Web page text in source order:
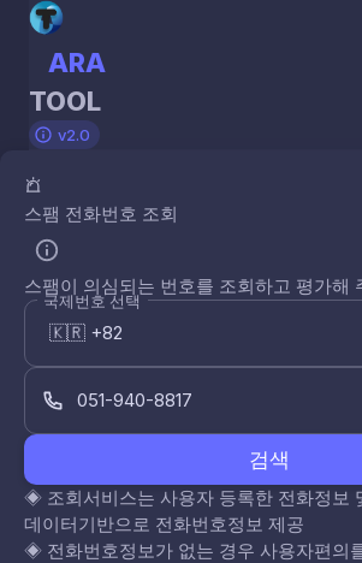
ARA
TOOL
v2.0
스팸 전화번호 조회
스팸이 의심되는 번호를 조회하고 평가해
국제번호 선택
검색
◈ 조회서비스는 사용자 등록한 전화정보
데이터기반으로 전화번호정보 제공
◈ 전화번호정보가 없는 경우 사용자편의